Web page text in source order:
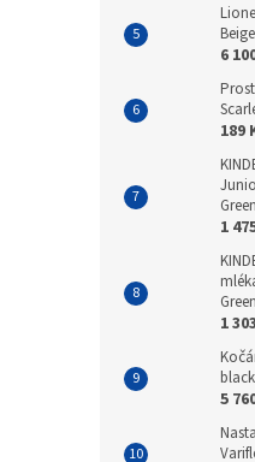
6
189
Green
1
Green
1
black
5